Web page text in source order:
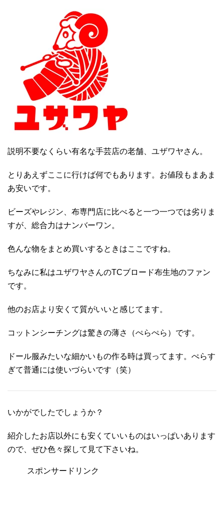
説明不要なくらい有名な手芸店の老舗、ユザワヤさん。
とりあえずここに行けば何でもあります。お値段もまあま
あ安いです。
ビーズやレジン、布専門店に比べると一つ一つでは劣りま
すが、総合力はナンバーワン。
色んな物をまとめ買いするときはここですね。
ちなみに私はユザワヤさんのTCブロード布生地のファン
です。
他のお店より安くて質がいいと感じてます。
コットンシーチングは驚きの薄さ（ぺらぺら）です。
ドール服みたいな細かいもの作る時は買ってます。ぺらす
ぎて普通には使いづらいです（笑）
いかがでしたでしょうか？
紹介したお店以外にも安くていいものはいっぱいあります
ので、ぜひ色々探して見て下さいね。
スポンサードリンク